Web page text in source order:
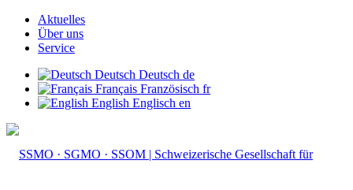
Aktuelles
Über uns
Service
Deutsch Deutsch de
Français Französisch fr
English Englisch en